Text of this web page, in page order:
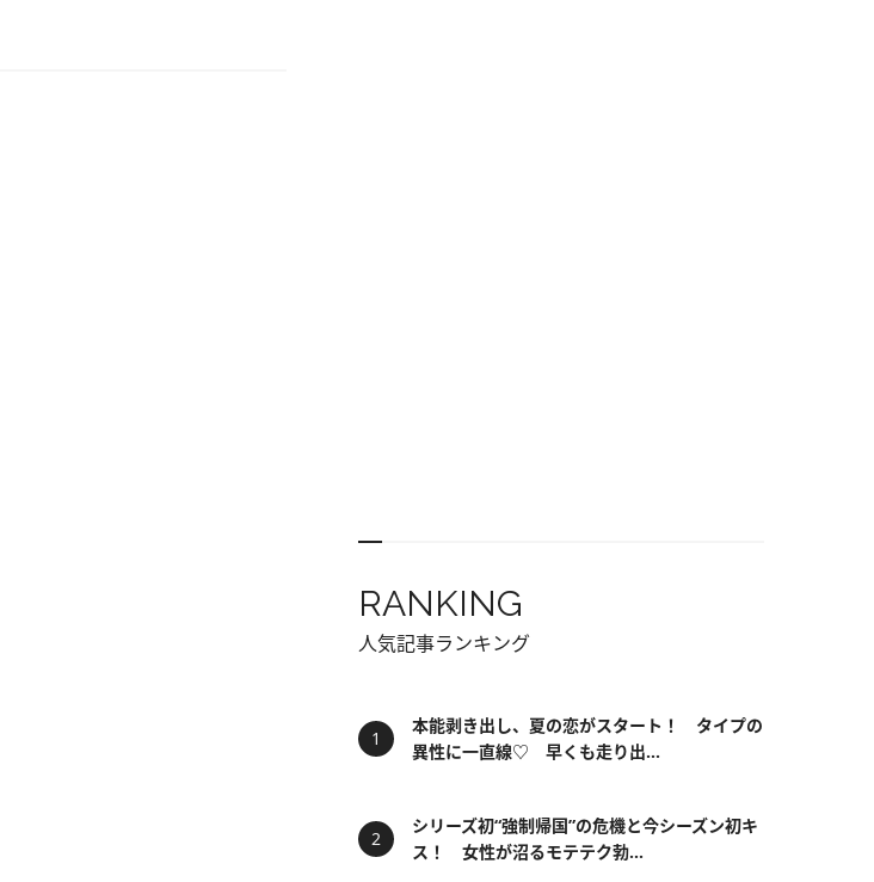
RANKING
人気記事ランキング
本能剥き出し、夏の恋がスタート！ タイプの
異性に一直線♡ 早くも走り出...
シリーズ初“強制帰国”の危機と今シーズン初キ
ス！ 女性が沼るモテテク勃...